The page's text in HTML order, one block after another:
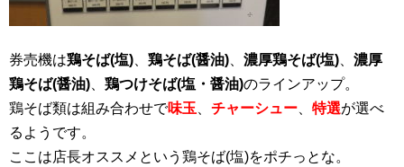
券売機は鶏そば(塩) 鶏そば(醤油) 濃厚鶏そば(塩)
濃厚
鶏そば(醤油)
鶏つけそば(塩・醤油)のラインアップ。
鶏そば類は組み合わせで味玉 チャーシュー 特選が選べ
るようです。
ここは店長オススメという鶏そば(塩)をポチっとな。